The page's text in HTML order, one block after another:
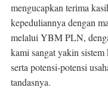
mengucapkan terima
kepeduliannya dengan
melalui YBM PLN,
kami sangat yakin
serta potensi-potensi
tandasnya.